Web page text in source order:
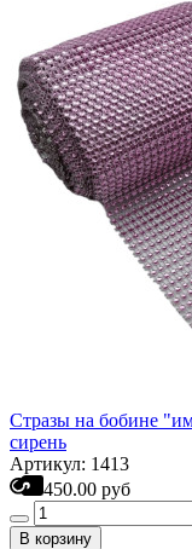
Стразы на бобине
сирень
Артикул: 1413
450.00 руб
В корзину